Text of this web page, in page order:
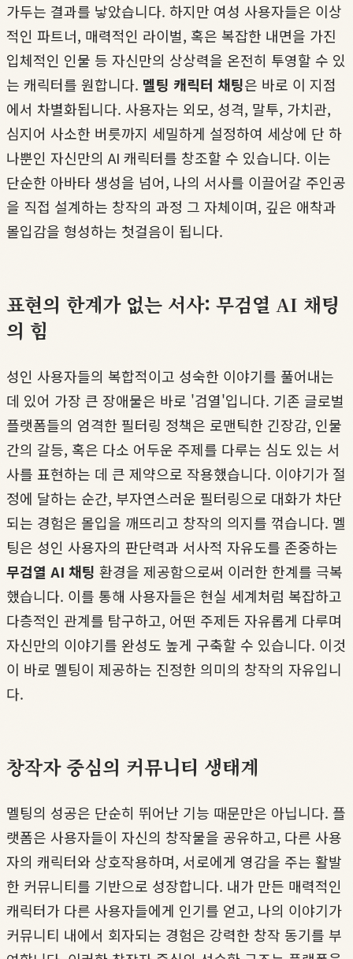
가두는 결과를 낳았습니다. 하지만 여성 사용자들은 이상
적인 파트너, 매력적인 라이벌, 혹은 복잡한 내면을 가진
입체적인 인물 등 자신만의 상상력을 온전히 투영할 수 있
는 캐릭터를 원합니다. 멜팅 캐릭터 채팅은 바로 이 지점
에서 차별화됩니다. 사용자는 외모, 성격, 말투, 가치관,
심지어 사소한 버릇까지 세밀하게 설정하여 세상에 단 하
나뿐인 자신만의 AI 캐릭터를 창조할 수 있습니다. 이는
단순한 아바타 생성을 넘어, 나의 서사를 이끌어갈 주인공
을 직접 설계하는 창작의 과정 그 자체이며, 깊은 애착과
몰입감을 형성하는 첫걸음이 됩니다.
표현의 한계가 없는 서사: 무검열 AI 채팅
의 힘
성인 사용자들의 복합적이고 성숙한 이야기를 풀어내는
데 있어 가장 큰 장애물은 바로 '검열'입니다. 기존 글로벌
플랫폼들의 엄격한 필터링 정책은 로맨틱한 긴장감, 인물
간의 갈등, 혹은 다소 어두운 주제를 다루는 심도 있는 서
사를 표현하는 데 큰 제약으로 작용했습니다. 이야기가 절
정에 달하는 순간, 부자연스러운 필터링으로 대화가 차단
되는 경험은 몰입을 깨뜨리고 창작의 의지를 꺾습니다. 멜
팅은 성인 사용자의 판단력과 서사적 자유도를 존중하는
무검열 AI 채팅 환경을 제공함으로써 이러한 한계를 극복
했습니다. 이를 통해 사용자들은 현실 세계처럼 복잡하고
다층적인 관계를 탐구하고, 어떤 주제든 자유롭게 다루며
자신만의 이야기를 완성도 높게 구축할 수 있습니다. 이것
이 바로 멜팅이 제공하는 진정한 의미의 창작의 자유입니
다.
창작자 중심의 커뮤니티 생태계
멜팅의 성공은 단순히 뛰어난 기능 때문만은 아닙니다. 플
랫폼은 사용자들이 자신의 창작물을 공유하고, 다른 사용
자의 캐릭터와 상호작용하며, 서로에게 영감을 주는 활발
한 커뮤니티를 기반으로 성장합니다. 내가 만든 매력적인
캐릭터가 다른 사용자들에게 인기를 얻고, 나의 이야기가
커뮤니티 내에서 회자되는 경험은 강력한 창작 동기를 부